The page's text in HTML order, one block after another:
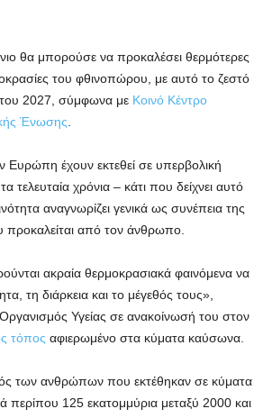
θα μπορούσε να προκαλέσει θερμότερες
του φθινοπώρου, με αυτό το ζεστό
του 2027, σύμφωνα με Κοινό Κέντρο
Ένωσης
Ευρώπη έχουν εκτεθεί σε υπερβολική
τελευταία χρόνια – κάτι που δείχνει αυτό
αναγνωρίζει γενικά ως συνέπεια της
προκαλείται από τον άνθρωπο.
ακραία θερμοκρασιακά φαινόμενα να
τη διάρκεια και το μέγεθός τους»,
Υγείας σε ανακοίνωσή του στον
τόπος αφιερωμένο στα κύματα καύσωνα.
των ανθρώπων που εκτέθηκαν σε κύματα
περίπου 125 εκατομμύρια μεταξύ 2000 και